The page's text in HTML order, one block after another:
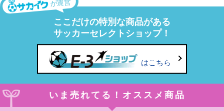
が運営
ここだけの特別な商品がある
サッカーセレクトショップ！
はこちら
いま売れてる！オススメ商品